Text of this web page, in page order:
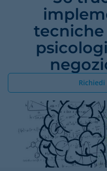
tecniche